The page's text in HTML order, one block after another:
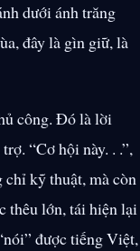
dưới ánh trăng
đây là gìn giữ, là
công. Đó là lời
“Cơ hội này. . .”,
kỹ thuật, mà còn
thêu lớn, tái hiện lại
được tiếng Việt,